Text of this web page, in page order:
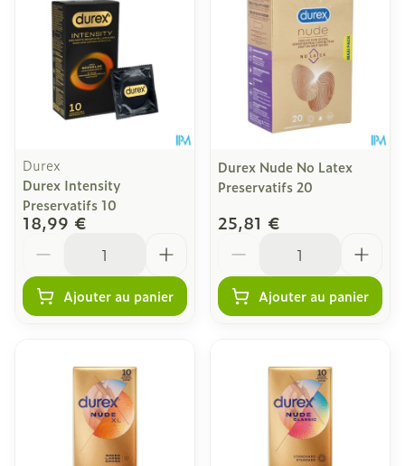
Durex
Durex Intensity
Preservatifs 10
18,99 €
Ajouter au panier
Durex Nude No Latex
Preservatifs 20
25,81 €
Ajouter au panier